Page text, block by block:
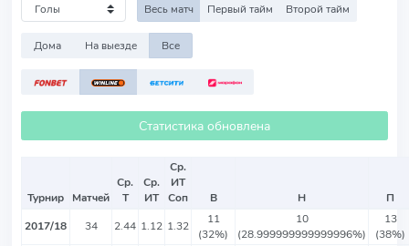
Весь матч Первый тайм Второй тайм
Дома На выезде Все
Статистика обновлена
Турнир Матчей
Ср.
Т
Ср.
ИТ
Ср.
ИТ
Соп
В Н
П
2017/18
34 2.44 1.12 1.32
11
(32%)
10
(28.999999999999996%)
13
(38%)